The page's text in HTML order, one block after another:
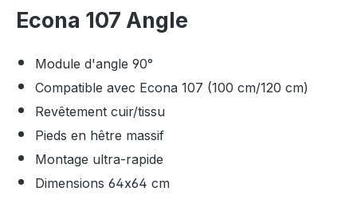
Econa 107 Angle
Module d'angle 90°
Compatible avec Econa 107 (100 cm/120 cm)
Revêtement cuir/tissu
Pieds en hêtre massif
Montage ultra-rapide
Dimensions 64x64 cm